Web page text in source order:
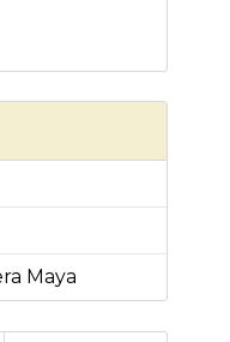
Maya